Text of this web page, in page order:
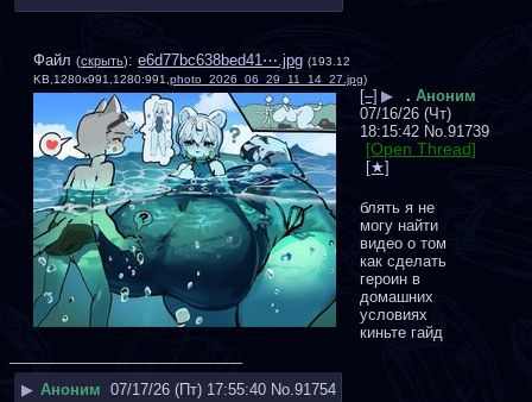
Файл (скрыть): e6d77bc638bed41⋯.jpg (193.12
KB,1280x991,1280:991,photo_2026_06_29_11_14_27.jpg)
[–] ▶ . Аноним
07/16/26 (Чт)
18:15:42 No.91739
[Open Thread]
блять я не
могу найти
видео о том
как сделать
героин в
домашних
условиях
киньте гайд
▶ Аноним 07/17/26 (Пт) 17:55:40 No. 91754